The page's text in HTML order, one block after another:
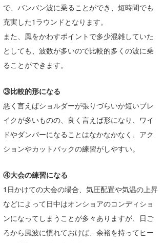
で、バンバン波に乗ることができ、短時間でも
充実した1ラウンドとなります。
また、風をかわすポイントで多少混雑していた
としても、波数が多いので比較的多くの波に乗
ることができます。
③比較的形になる
悪く言えばショルダーが張りづらいか短いブレ
イクが多いものの、良く言えば形になり、ワイ
ドやダンパーになることはなかなかなく、アク
ションやカットバックの練習がしやすい。
④大会の練習になる
1日かけての大会の場合、気圧配置や気温の上昇
などによって日中はオンショアのコンディショ
ンになってしまうことが多々ありますが、日ご
ろから風波に慣れておけば、余裕を持ってヒー
S.K
Soulman
VAGY
waka☆=
YUKI☆
たっちー
ハンマー
まっきー
三輪予報士
小川予報士
上田純子
上條将美